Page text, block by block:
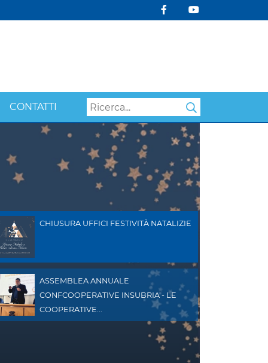
CONTATTI
CHIUSURA UFFICI FESTIVITÀ NATALIZIE
ASSEMBLEA ANNUALE
CONFCOOPERATIVE INSUBRIA - LE
COOPERATIVE...